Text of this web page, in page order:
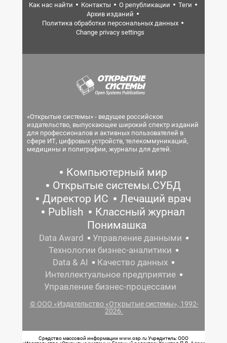
Как нас найти
Контакты О републикации
Теги
Архив изданий
Политика обработки персональных данных
Change privacy settings
«Открытые системы» - ведущее российское
издательство, выпускающее широкий спектр изданий
для профессионалов и активных пользователей в
сфере ИТ, цифровых устройств, телекоммуникаций,
медицины и полиграфии, журналы для детей.
Компьютерный мир
Открытые системы.СУБД
Директор ИС
Лечащий врач
Publish
Классный журнал
Понимашка
Data Award
Управление данными
Технологии бизнес-аналитики
Data & AI
Качество данных
Интеллектуальное предприятие
Управление бизнес-процессами
© ООО «Издательство «Открытые системы», 1992-
2026.
Средство массовой информации www.osp.ru Учредитель: ООО